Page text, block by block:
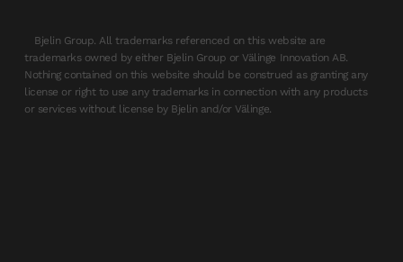
Bjelin Group. All trademarks referenced on this website are
trademarks owned by either Bjelin Group or Välinge Innovation AB.
Nothing contained on this website should be construed as granting any
license or right to use any trademarks in connection with any products
or services without license by Bjelin and/or Välinge.